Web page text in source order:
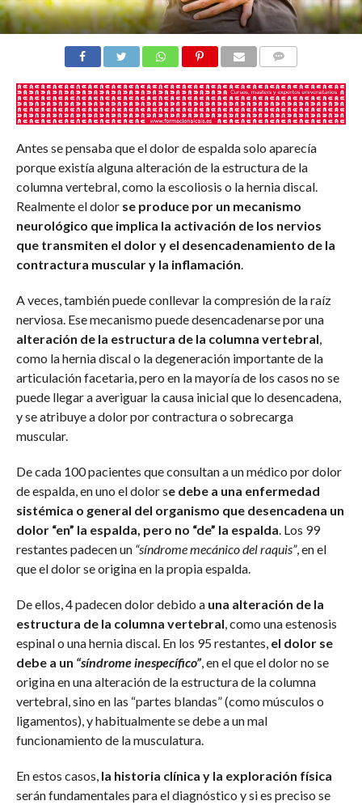
Antes se pensaba que el dolor de espalda solo aparecía
porque existía alguna alteración de la estructura de la
columna vertebral, como la escoliosis o la hernia discal.
Realmente el dolor se produce por un mecanismo
neurológico que implica la activación de los nervios
que transmiten el dolor y el desencadenamiento de la
contractura muscular y la inflamación
A veces, también puede conllevar la compresión de la raíz
nerviosa. Ese mecanismo puede desencadenarse por una
alteración de la estructura de la columna vertebral
como la hernia discal o la degeneración importante de la
articulación facetaria, pero en la mayoría de los casos no se
puede llegar a averiguar la causa inicial que lo desencadena,
y se atribuye a dolor por contractura o sobrecarga
muscular.
De cada 100 pacientes que consultan a un médico por dolor
de espalda, en uno el dolor se debe a una enfermedad
sistémica o general del organismo que desencadena un
dolor “en” la espalda, pero no “de” la espalda . Los 99
restantes padecen un “síndrome mecánico del raquis”, en el
que el dolor se origina en la propia espalda.
De ellos, 4 padecen dolor debido a una alteración de la
estructura de la columna vertebral , como una estenosis
espinal o una hernia discal. En los 95 restantes, el dolor se
debe a un “síndrome inespecífico”, en el que el dolor no se
origina en una alteración de la estructura de la columna
vertebral, sino en las “partes blandas” (como músculos o
ligamentos), y habitualmente se debe a un mal
funcionamiento de la musculatura.
En estos casos, la historia clínica y la exploración física
serán fundamentales para el diagnóstico y si es preciso se